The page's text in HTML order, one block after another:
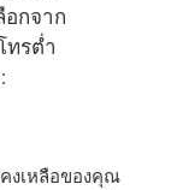
อกจาก
ทรต่ำ
คงเหลือของคุณ